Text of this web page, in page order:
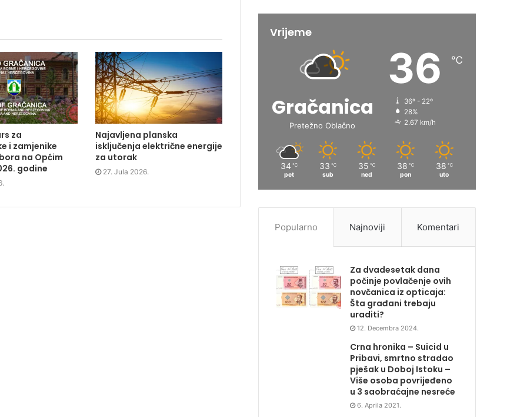
za
i zamjenike
na Općim
godine
Najavljena planska
isključenja električne energije
za utorak
27. Jula 2026.
Vrijeme
Gračanica
Pretežno Oblačno
36 ℃
36º - 22º
28%
2.67 km/h
34 ℃
pet
33 ℃
sub
35 ℃
ned
38 ℃
pon
38 ℃
uto
Popularno Najnoviji Komentari
Za dvadesetak dana
počinje povlačenje ovih
novčanica iz opticaja:
Šta građani trebaju
uraditi?
12. Decembra 2024.
Crna hronika – Suicid u
Pribavi, smrtno stradao
pješak u Doboj Istoku –
Više osoba povrijeđeno
u 3 saobraćajne nesreće
6. Aprila 2021.